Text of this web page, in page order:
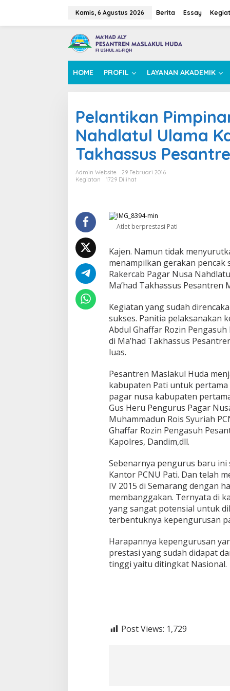
Kamis, 6 Agustus 2026 Berita Essay
HOME PROFIL LAYANAN AKADEMIK
Pelantikan
Nahdlatul Ulama
Takhassus
Admin Website
29 Februari 2016
Kegiatan
1729 Dilihat
Atlet berprestasi Pati
Kajen. Namun tidak
menampilkan gerakan pencak
Rakercab Pagar Nusa
Ma’had Takhassus Pesantren
Kegiatan yang sudah
sukses. Panitia pelaksanakan
Abdul Ghaffar Rozin
di Ma’had Takhassus
luas.
Pesantren Maslakul Huda
kabupaten Pati untuk pertama
pagar nusa kabupaten
Gus Heru Pengurus Pagar
Muhammadun Rois Syuriah
Ghaffar Rozin Pengasuh
Kapolres, Dandim,dll.
Sebenarnya pengurus baru ini
Kantor PCNU Pati. Dan telah
IV 2015 di Semarang dengan
membanggakan. Ternyata di
yang sangat potensial untuk
terbentuknya kepengurusan
Harapannya kepengurusan
prestasi yang sudah didapat
tinggi yaitu ditingkat Nasional.
Post Views: 1,729
Tabassam Hari
Sejarah,